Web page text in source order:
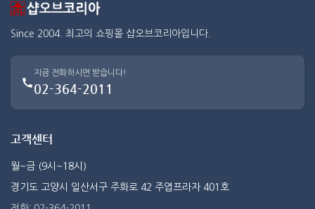
Since 2004. 최고의 쇼핑몰 샵오브코리아입니다.
지금 전화하시면 받습니다!
02-364-2011
고객센터
월~금 (9시~18시)
경기도 고양시 일산서구 주화로 42 주엽프라자 401호